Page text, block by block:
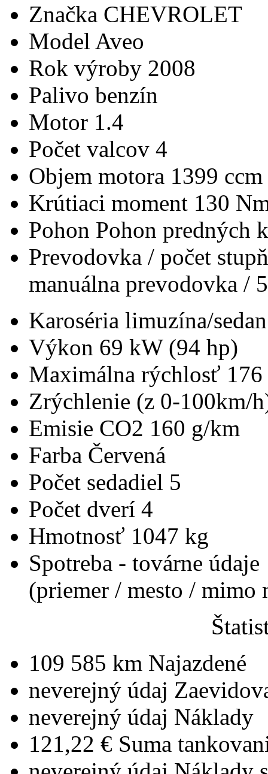
Značka CHEVROLET
Model Aveo
Rok výroby 2008
Palivo benzín
Motor 1.4
Počet valcov 4
Objem motora 1399 ccm
Krútiaci moment 130
Pohon Pohon predných
Prevodovka / počet
manuálna prevodovka / 5
Karoséria limuzína/sedan
Výkon 69 kW (94 hp)
Maximálna rýchlosť
Zrýchlenie (z 0-100km/
Emisie CO2 160 g/km
Farba Červená
Počet sedadiel 5
Počet dverí 4
Hmotnosť 1047 kg
Spotreba - továrne údaje
(priemer / mesto / mimo
109 585 km Najazdené
neverejný údaj
neverejný údaj Náklady
121,22 € Suma